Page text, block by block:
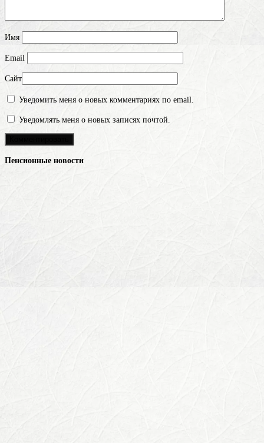
Имя
Email
Сайт
Уведомить меня о новых комментариях по email.
Уведомлять меня о новых записях почтой.
Пенсионные новости